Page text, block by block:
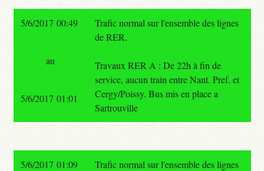
5/6/2017 00:49
Trafic normal sur l'ensemble des lignes
de RER.
Travaux RER A : De 22h à fin de
service, aucun train entre Nant. Pref. et
Cergy/Poissy. Bus mis en place a
Sartrouville
au
5/6/2017 01:01
5/6/2017 01:09
Trafic normal sur l'ensemble des lignes